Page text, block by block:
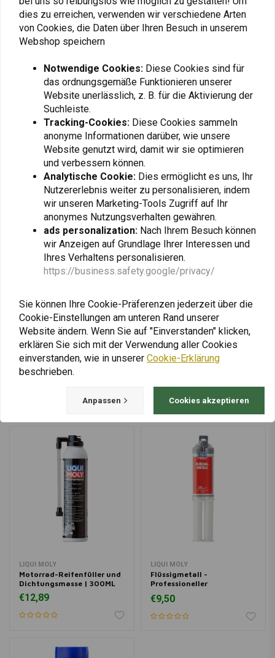
Fügen Sie Ihre Bewertung hinzu
Ähnliche Produkte
DENALI
Schaltnetzteil-
€11,07
AKRAPOVIC
Schalldämpferschelle aus
€12,97 €164,00
Mehr laden
LIQUI MOLY
Motorrad-Reifenfüller und
Dichtungsmasse | 300ML
€12,89
LIQUI MOLY
Flüssigmetall -
Professioneller
Zweikomponenten-
Epoxidkleber | 25ML
€9,50
dies zu erreichen, verwenden wir verschiedene Arten
von Cookies, die Daten über Ihren Besuch in unserem
Webshop speichern
Notwendige Cookies: Diese Cookies sind für
das ordnungsgemäße Funktionieren unserer
Website unerlässlich, z. B. für die Aktivierung der
Suchleiste.
Tracking-Cookies: Diese Cookies sammeln
anonyme Informationen darüber, wie unsere
Website genutzt wird, damit wir sie optimieren
und verbessern können.
Analytische Cookie: Dies ermöglicht es uns, Ihr
Nutzererlebnis weiter zu personalisieren, indem
wir unseren Marketing-Tools Zugriff auf Ihr
anonymes Nutzungsverhalten gewähren.
ads personalization: Nach Ihrem Besuch können
wir Anzeigen auf Grundlage Ihrer Interessen und
Ihres Verhaltens personalisieren.
https://business.safety.google/privacy/
Sie können Ihre Cookie-Präferenzen jederzeit über die
Cookie-Einstellungen am unteren Rand unserer
Website ändern. Wenn Sie auf "Einverstanden" klicken,
erklären Sie sich mit der Verwendung aller Cookies
einverstanden, wie in unserer Cookie-Erklärung
beschrieben.
Anpassen Cookies akzeptieren